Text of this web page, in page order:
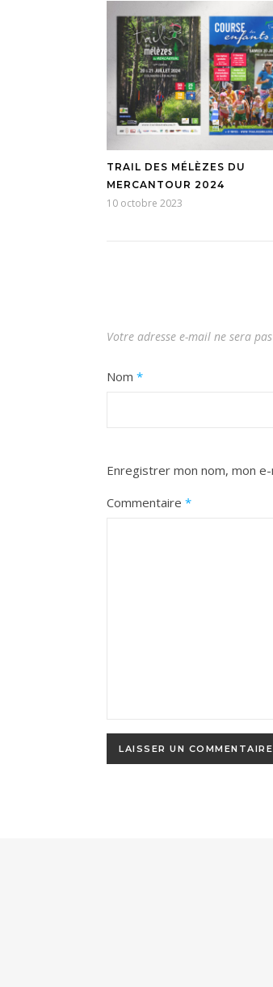
TRAIL DES MÉLÈZES DU
MERCANTOUR 2024
10 octobre 2023
Votre adresse e-mail ne sera
Nom *
Enregistrer mon nom, mon
Commentaire *